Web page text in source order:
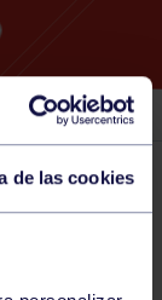
de las cookies